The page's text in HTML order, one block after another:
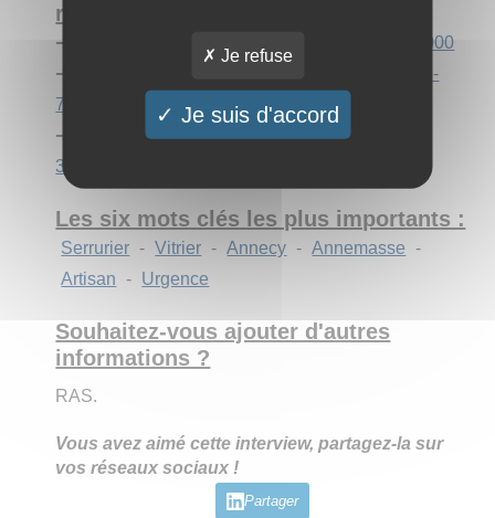
retenir de votre site ?
➔
https://basico-serrurier.fr/serrurier-annecy-74000
➔
https://basico-serrurier.fr/serrurier-annemasse-
74100
➔
https://basico-serrurier.fr/serrurier-grenoble-
38000
Les six mots clés les plus importants :
Serrurier - Vitrier - Annecy - Annemasse
-
Artisan
- Urgence
Souhaitez-vous ajouter d'autres
informations ?
RAS.
Vous avez aimé cette interview, partagez-la sur
vos réseaux sociaux !
Partager
Je refuse
Je suis d'accord